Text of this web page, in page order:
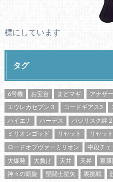
標にしています
タグ
6号機 お宝台 まどマギ アナザ
エウレカセブン３
コードギアス3
ハイエナ
ハーデス バジリスク絆２
ミリオンゴッド
リセット リセッ
ロードオブヴァーミリオン
中段チェ
大爆発
大負け 天井 天昇 家
神々の凱旋
聖闘士星矢 裏挑戦